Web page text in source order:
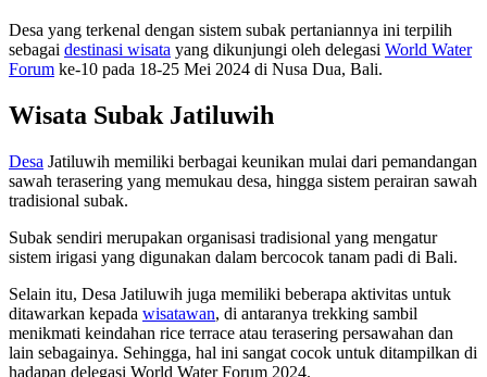
Desa yang terkenal dengan sistem subak pertaniannya ini terpilih
sebagai destinasi wisata yang dikunjungi oleh delegasi World Water
Forum ke-10 pada 18-25 Mei 2024 di Nusa Dua, Bali.
Wisata Subak Jatiluwih
Desa Jatiluwih memiliki berbagai keunikan mulai dari pemandangan
sawah terasering yang memukau desa, hingga sistem perairan sawah
tradisional subak.
Subak sendiri merupakan organisasi tradisional yang mengatur
sistem irigasi yang digunakan dalam bercocok tanam padi di Bali.
Selain itu, Desa Jatiluwih juga memiliki beberapa aktivitas untuk
ditawarkan kepada wisatawan, di antaranya trekking sambil
menikmati keindahan rice terrace atau terasering persawahan dan
lain sebagainya. Sehingga, hal ini sangat cocok untuk ditampilkan di
hadapan delegasi World Water Forum 2024.